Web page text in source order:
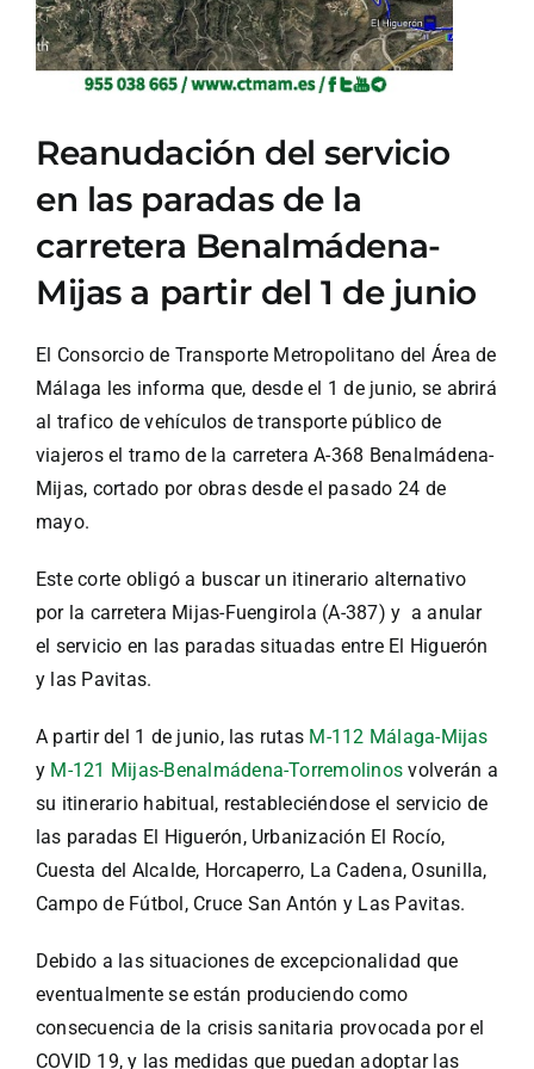
Reanudación del servicio
en las paradas de la
carretera Benalmádena-
Mijas a partir del 1 de junio
El Consorcio de Transporte Metropolitano del Área de
Málaga les informa que, desde el 1 de junio, se abrirá
al trafico de vehículos de transporte público de
viajeros el tramo de la carretera A-368 Benalmádena-
Mijas, cortado por obras desde el pasado 24 de
mayo.
Este corte obligó a buscar un itinerario alternativo
por la carretera Mijas-Fuengirola (A-387) y a anular
el servicio en las paradas situadas entre El Higuerón
y las Pavitas.
A partir del 1 de junio, las rutas M-112 Málaga-Mijas
y M-121 Mijas-Benalmádena-Torremolinos volverán a
su itinerario habitual, restableciéndose el servicio de
las paradas El Higuerón, Urbanización El Rocío,
Cuesta del Alcalde, Horcaperro, La Cadena, Osunilla,
Campo de Fútbol, Cruce San Antón y Las Pavitas.
Debido a las situaciones de excepcionalidad que
eventualmente se están produciendo como
consecuencia de la crisis sanitaria provocada por el
COVID 19, y las medidas que puedan adoptar las